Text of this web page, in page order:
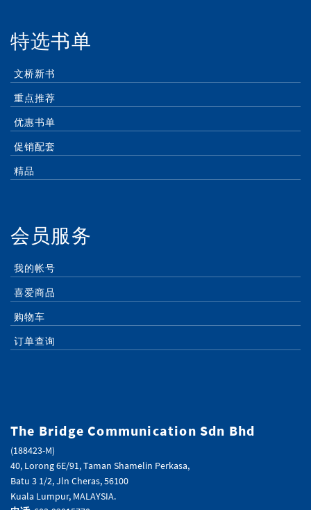
特选书单
文桥新书
重点推荐
优惠书单
促销配套
精品
会员服务
我的帐号
喜爱商品
购物车
订单查询
The Bridge Communication Sdn Bhd
(188423-M)
40, Lorong 6E/91, Taman Shamelin Perkasa,
Batu 3 1/2, Jln Cheras, 56100
Kuala Lumpur, MALAYSIA.